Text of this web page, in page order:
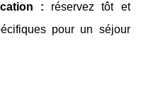
: réservez tôt et
pour un séjour